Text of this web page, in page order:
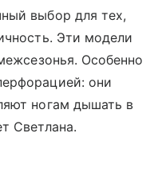
выбор для тех,
Эти модели
Особенно
они
ногам дышать в
Светлана.